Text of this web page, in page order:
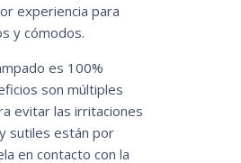
experiencia para
y cómodos.
es 100%
son múltiples
evitar las irritaciones
sutiles están por
en contacto con la